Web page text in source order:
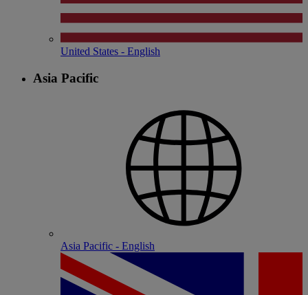
United States - English
Asia Pacific
Asia Pacific - English